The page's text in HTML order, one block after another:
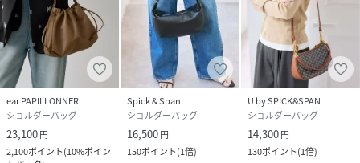
Q2:どんなコーデに合わせやすいですか？
⇒シンプルながら立体的なフォルムとフリンジデザインがア
クセントになるため、カジュアルからきれいめまで幅広いス
タイリングにマッチします。
シーズンを問わず活躍するデザインです。
●素材
ear PAPILLONNER
ショルダーバッグ
23,100円
2,100ポイント(10%ポイン
Spick & Span
ショルダーバッグ
16,500円
150ポイント(1倍)
U by SPICK&SPAN
ショルダーバッグ
14,300円
130ポイント(1倍)